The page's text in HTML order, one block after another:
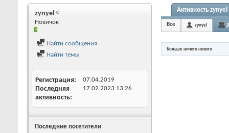
zynyel
Новичок
Найти сообщения
Найти темы
Регистрация 07.04.2019
Последняя
активность
17.02.2023 13:26
Последние посетители
Активность zynyel
Все zynyel
Больше ничего нового